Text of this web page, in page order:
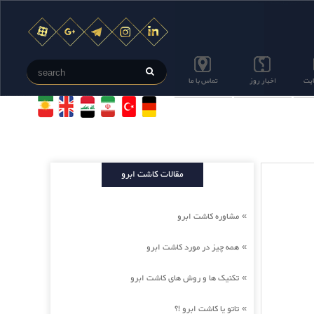
اخبار روز تماس با ما
مقالات کاشت ابرو
» مشاوره کاشت ابرو
» همه چیز در مورد کاشت ابرو
» تکنیک ها و روش های کاشت ابرو
» تاتو یا کاشت ابرو !؟